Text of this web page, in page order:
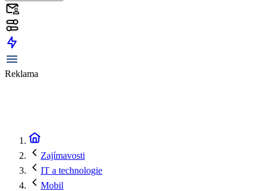
Reklama
Zajímavosti
IT a technologie
Mobil